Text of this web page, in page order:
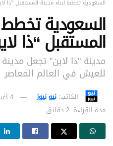
السعودية تخطط لبناء مدينة المستقبل "ذا
السعودية تخطط
المستقبل “ذا
مدينة "ذا لاين" تجعل مدينة
للعيش في العالم المعاصر
الكاتب: نيو نيوز
4 أغسطس، 2022
مدة القراءة: 2 دقائق